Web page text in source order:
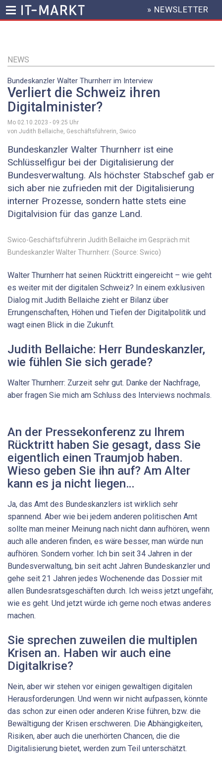
Inhalt
HEADER
MENU
» NEWSLETTER
NEWS
Bundeskanzler Walter Thurnherr im Interview
Verliert die Schweiz ihren
Digitalminister?
Mo 02.10.2023 - 09:25 Uhr
von Judith Bellaiche, Geschäftsführerin, Swico
Bundeskanzler Walter Thurnherr ist eine
Schlüsselfigur bei der Digitalisierung der
Bundesverwaltung. Als höchster Stabschef gab er
sich aber nie zufrieden mit der Digitalisierung
interner Prozesse, sondern hatte stets eine
Digitalvision für das ganze Land.
Swico-Geschäftsführerin Judith Bellaiche im Gespräch mit
Bundeskanzler Walter Thurnherr. (Source: Swico)
Walter Thurnherr hat seinen Rücktritt eingereicht – wie geht
es weiter mit der digitalen Schweiz? In einem exklusiven
Dialog mit Judith Bellaiche zieht er Bilanz über
Errungenschaften, Höhen und Tiefen der Digitalpolitik und
wagt einen Blick in die Zukunft.
Judith Bellaiche: Herr Bundeskanzler,
wie fühlen Sie sich gerade?
Walter Thurnherr: Zurzeit sehr gut. Danke der Nachfrage,
aber fragen Sie mich am Schluss des Interviews nochmals.
An der Pressekonferenz zu Ihrem
Rücktritt haben Sie gesagt, dass Sie
eigentlich einen Traumjob haben.
Wieso geben Sie ihn auf? Am Alter
kann es ja nicht liegen…
Ja, das Amt des Bundeskanzlers ist wirklich sehr
spannend. Aber wie bei jedem anderen politischen Amt
sollte man meiner Meinung nach nicht dann aufhören, wenn
auch alle anderen finden, es wäre besser, man würde nun
aufhören. Sondern vorher. Ich bin seit 34 Jahren in der
Bundesverwaltung, bin seit acht Jahren Bundeskanzler und
gehe seit 21 Jahren jedes Wochenende das Dossier mit
allen Bundesratsgeschäften durch. Ich weiss jetzt ungefähr,
wie es geht. Und jetzt würde ich gerne noch etwas anderes
machen.
Sie sprechen zuweilen die multiplen
Krisen an. Haben wir auch eine
Digitalkrise?
Nein, aber wir stehen vor einigen gewaltigen digitalen
Herausforderungen. Und wenn wir nicht aufpassen, könnte
das schon zur einen oder anderen Krise führen, bzw. die
Bewältigung der Krisen erschweren. Die Abhängigkeiten,
Risiken, aber auch die unerhörten Chancen, die die
Digitalisierung bietet, werden zum Teil unterschätzt.